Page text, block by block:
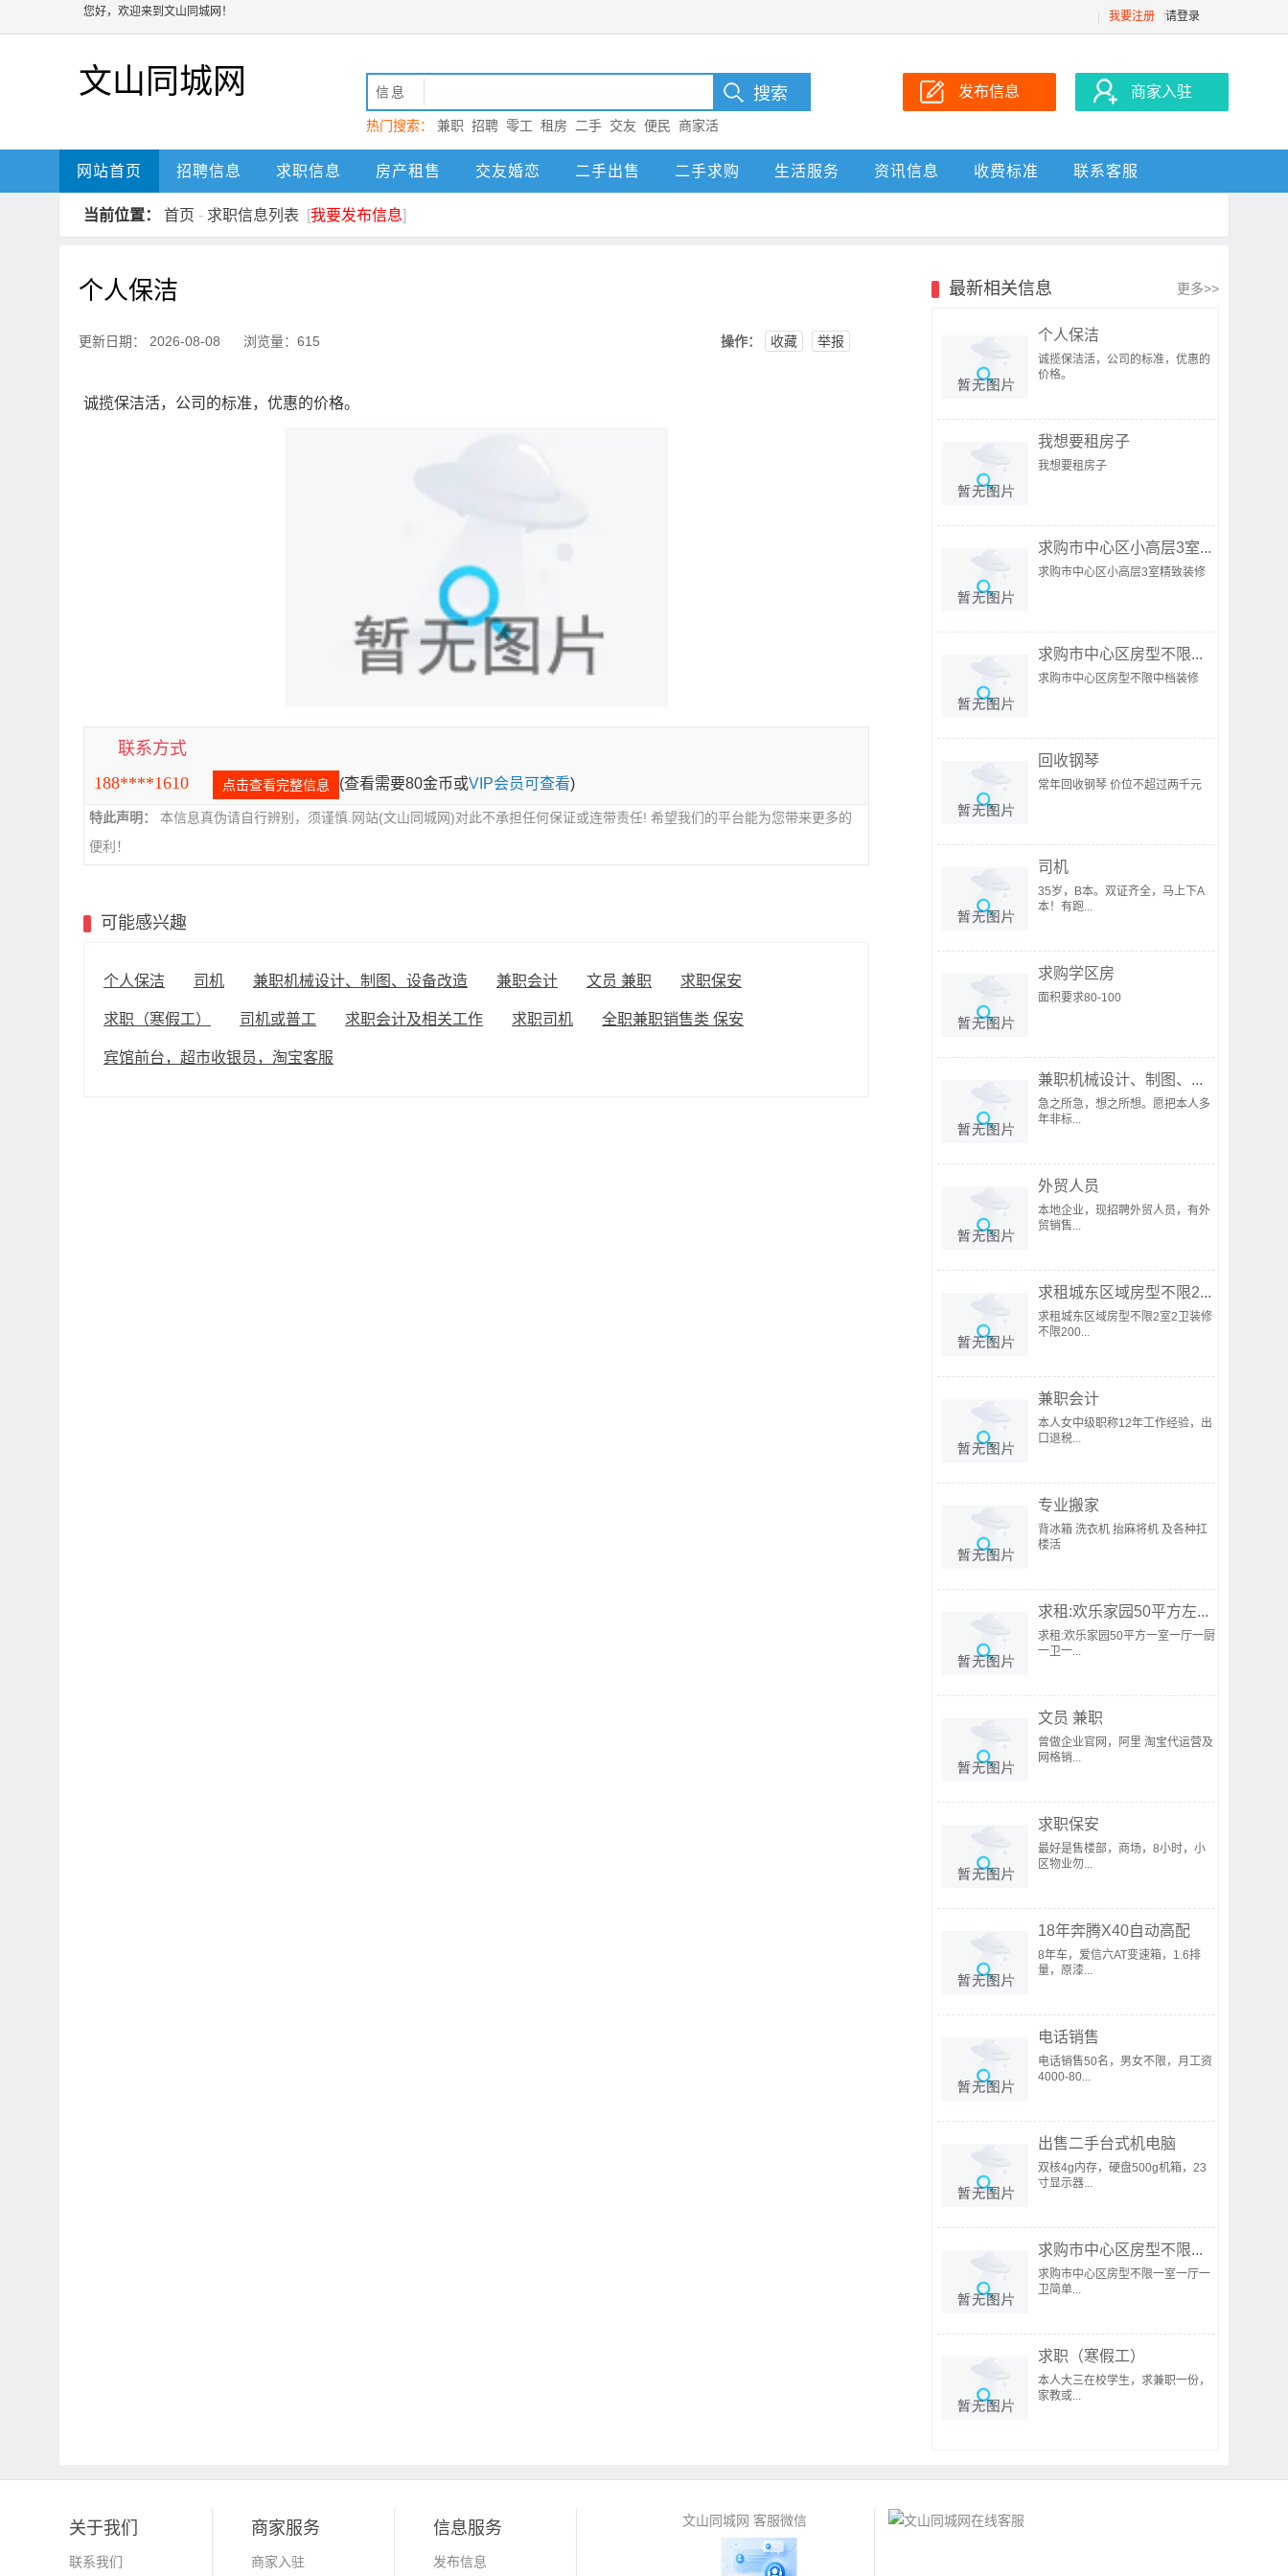
您好，欢迎来到文山同城网！ 我要注册 请登录
文山同城网 信息
热门搜索： 兼职 招聘 零工 租房 二手 交友 便民
商家活
动 文山
发布信息 商家入驻
网站首页 招聘信息 求职信息 房产租售 交友婚恋 二手出售 二手求购 生活服务 资讯信息 收费标准 联系客服
当前位置： 首页 - 求职信息列表 [我要发布信息]
个人保洁
更新日期： 2026-08-08 浏览量：615 操作： 收藏 举报
诚揽保洁活，公司的标准，优惠的价格。
联系方式
188****1610
点击查看完整信息 (查看需要80金币或VIP会员可查看)
特此声明：
本信息真伪请自行辨别，须谨慎.网站(文山同城网)对此不承担任何保证或连带责任! 希望我们的平台能为您带来更多的
便利！
可能感兴趣
个人保洁 司机 兼职机械设计、制图、设备改造 兼职会计 文员 兼职 求职保安
求职（寒假工） 司机或普工 求职会计及相关工作 求职司机 全职兼职销售类 保安
宾馆前台，超市收银员，淘宝客服
最新相关信息 更多>>
个人保洁
诚揽保洁活，公司的标准，优惠的
价格。
我想要租房子
我想要租房子
求购市中心区小高层3室...
求购市中心区小高层3室精致装修
求购市中心区房型不限...
求购市中心区房型不限中档装修
回收钢琴
常年回收钢琴 价位不超过两千元
司机
35岁，B本。双证齐全，马上下A
本！有跑...
求购学区房
面积要求80-100
兼职机械设计、制图、...
急之所急，想之所想。愿把本人多
年非标...
外贸人员
本地企业，现招聘外贸人员，有外
贸销售...
求租城东区域房型不限2...
求租城东区域房型不限2室2卫装修
不限200...
兼职会计
本人女中级职称12年工作经验，出
口退税...
专业搬家
背冰箱 洗衣机 抬麻将机 及各种扛
楼活
求租:欢乐家园50平方左...
求租:欢乐家园50平方一室一厅一厨
一卫一...
文员 兼职
曾做企业官网，阿里 淘宝代运营及
网格销...
求职保安
最好是售楼部，商场，8小时，小
区物业勿...
18年奔腾X40自动高配
8年车，爱信六AT变速箱，1.6排
量，原漆...
电话销售
电话销售50名，男女不限，月工资
4000-80...
出售二手台式机电脑
双核4g内存，硬盘500g机箱，23
寸显示器...
求购市中心区房型不限...
求购市中心区房型不限一室一厅一
卫简单...
求职（寒假工）
本人大三在校学生，求兼职一份，
家教或...
关于我们
联系我们
商家服务
商家入驻
信息服务
发布信息
文山同城网 客服微信